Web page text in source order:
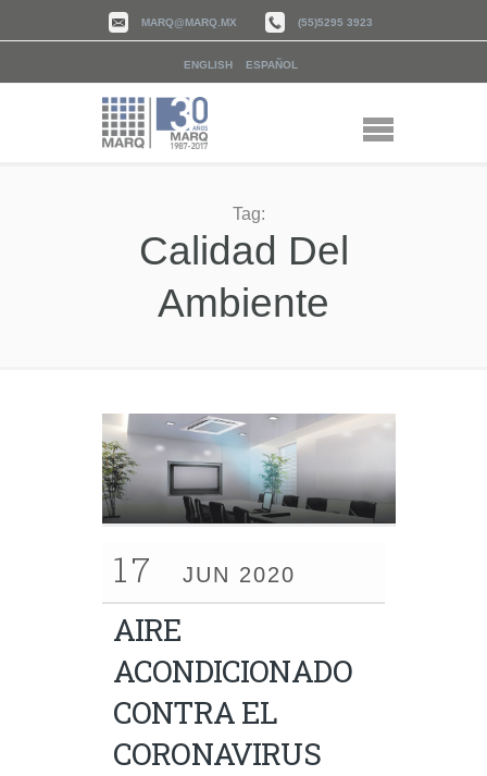
MARQ@MARQ.MX (55)5295 3923
ENGLISH ESPAÑOL
Tag:
Calidad Del
Ambiente
17 JUN 2020
AIRE
ACONDICIONADO
CONTRA EL
CORONAVIRUS